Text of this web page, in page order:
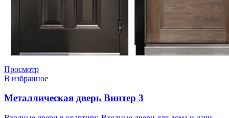
Просмотр
В избранное
Металлическая дверь Винтер 3